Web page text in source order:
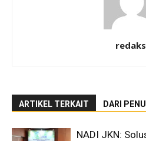
ARTIKEL TERKAIT DARI
NADI JKN: